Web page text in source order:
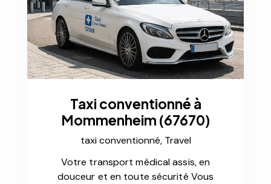
Taxi conventionné à
Mommenheim (67670)
taxi conventionné, Travel
Votre transport médical assis, en
douceur et en toute sécurité Vous